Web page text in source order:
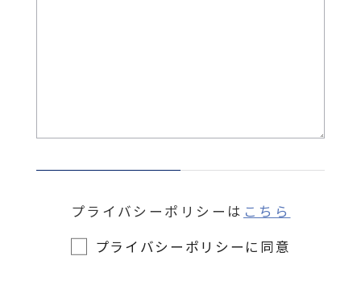
プライバシーポリシーは こちら
プライバシーポリシーに同意